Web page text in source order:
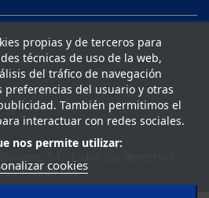
propias y de terceros para
técnicas de uso de la web,
del tráfico de navegación
del usuario y otras
También permitimos el
interactuar con redes sociales.
nos permite utilizar:
cookies
porSeintosoft